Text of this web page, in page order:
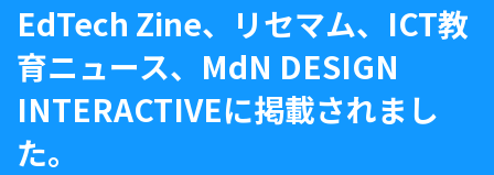
EdTech Zine、リセマム、ICT教
育ニュース、MdN DESIGN
INTERACTIVEに掲載されまし
た。